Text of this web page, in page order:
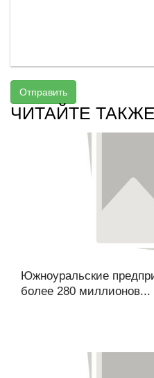
Отправить
ЧИТАЙТЕ
Южноуральские
более 280 миллионов...